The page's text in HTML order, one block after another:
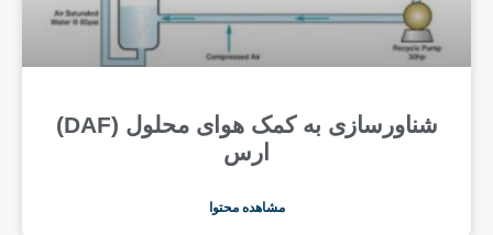
شناورسازی به کمک هوای محلول (DAF)
ارس
مشاهده محتوا